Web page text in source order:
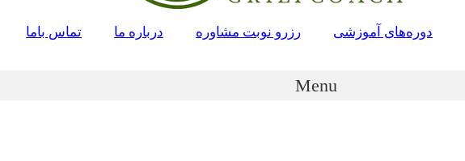
دوره‌های آموزشی رزرو نوبت مشاوره درباره ما تماس باما
Menu